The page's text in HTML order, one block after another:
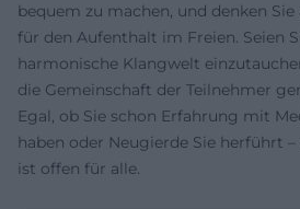
bequem zu machen, und denken
für den Aufenthalt im Freien. Seien
harmonische Klangwelt
die Gemeinschaft der Teilnehmer
Egal, ob Sie schon Erfahrung mit
haben oder Neugierde Sie herführt
ist offen für alle.